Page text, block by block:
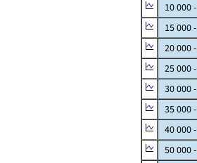
10 000
15 000
20 000
25 000
30 000
35 000
40 000
50 000